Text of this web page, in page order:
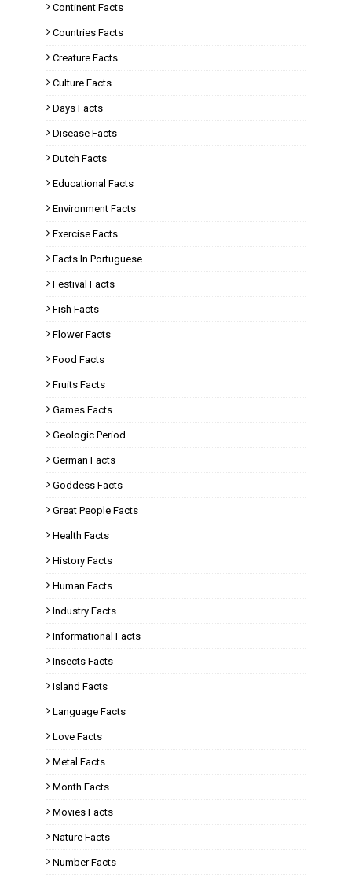
Continent Facts
Countries Facts
Creature Facts
Culture Facts
Days Facts
Disease Facts
Dutch Facts
Educational Facts
Environment Facts
Exercise Facts
Facts In Portuguese
Festival Facts
Fish Facts
Flower Facts
Food Facts
Fruits Facts
Games Facts
Geologic Period
German Facts
Goddess Facts
Great People Facts
Health Facts
History Facts
Human Facts
Industry Facts
Informational Facts
Insects Facts
Island Facts
Language Facts
Love Facts
Metal Facts
Month Facts
Movies Facts
Nature Facts
Number Facts